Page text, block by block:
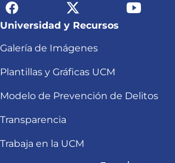
Universidad y Recursos
Galería de Imágenes
Plantillas y Gráficas UCM
Modelo de Prevención de Delitos
Transparencia
Trabaja en la UCM